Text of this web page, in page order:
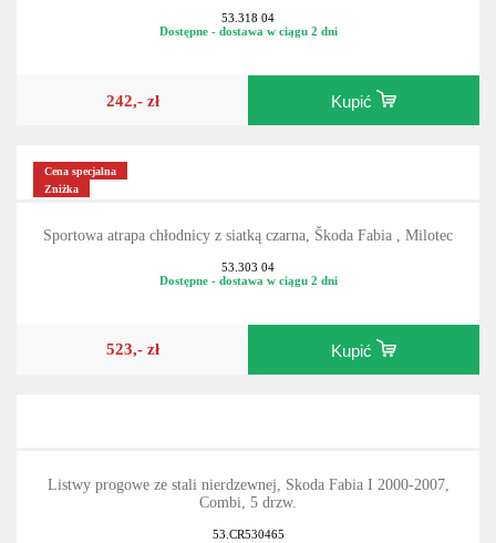
Osłona na prz. szybe Fabia I Milotec
Kupić
Cena specjalna
Sportowa atrapa chłodnicy z siatką czarna, Škoda Fabia , Milotec
Kupić
Listwy progowe ze stali nierdzewnej, Skoda Fabia I 2000-2007,
Combi, 5 drzw.